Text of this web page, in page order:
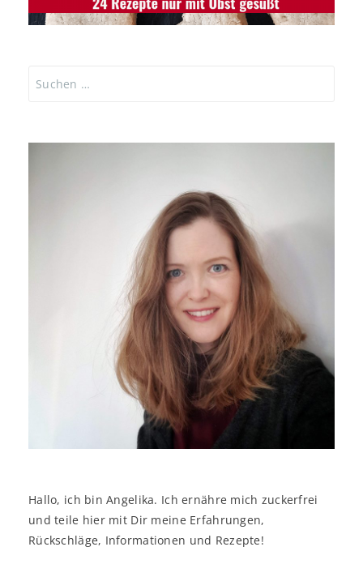
Hallo, ich bin Angelika. Ich ernähre mich zuckerfrei
und teile hier mit Dir meine Erfahrungen,
Rückschläge, Informationen und Rezepte!